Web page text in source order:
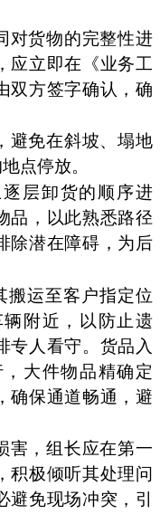
对货物的完整性进
应立即在《业务工
双方签字确认，确
避免在斜坡、塌地
点停放。
层卸货的顺序进
品，以此熟悉路径
除潜在障碍，为后
搬运至客户指定位
附近，以防止遗
专人看守。货品入
大件物品精确定
确保通道畅通，避
害，组长应在第一
积极倾听其处理问
免现场冲突，引